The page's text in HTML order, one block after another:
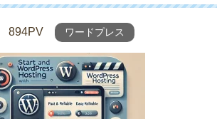
894PV ワードプレス